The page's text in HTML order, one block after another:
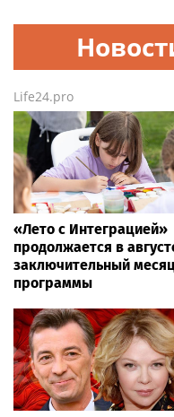
Life24.pro
«Лето с Интеграцией»
продолжается в
заключительный
программы